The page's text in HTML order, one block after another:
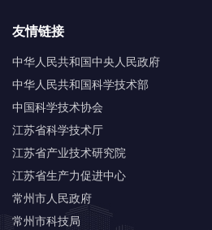
友情链接
中华人民共和国中央人民政府
中华人民共和国科学技术部
中国科学技术协会
江苏省科学技术厅
江苏省产业技术研究院
江苏省生产力促进中心
常州市人民政府
常州市科技局